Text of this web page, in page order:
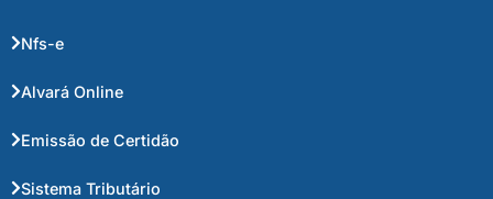
Nfs-e
Alvará Online
Emissão de Certidão
Sistema Tributário